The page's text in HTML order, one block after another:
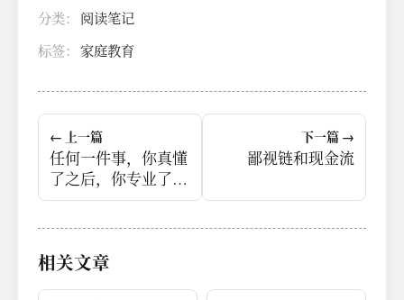
分类：
阅读笔记
标签： 家庭教育
← 上一篇
任何一件事，你真懂
了之后，你专业了之
后，你都会觉得这钱
下一篇 →
鄙视链和现金流
相关文章